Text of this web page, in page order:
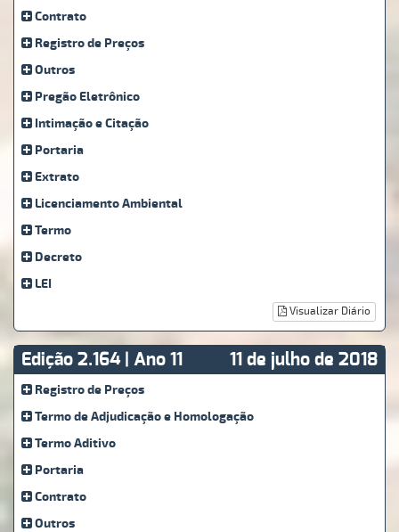
Contrato
Registro de Preços
Outros
Pregão Eletrônico
Intimação e Citação
Portaria
Extrato
Licenciamento Ambiental
Termo
Decreto
LEI
Visualizar Diário
Edição 2.164 | Ano 11 11 de julho de 2018
Registro de Preços
Termo de Adjudicação e Homologação
Termo Aditivo
Portaria
Contrato
Outros